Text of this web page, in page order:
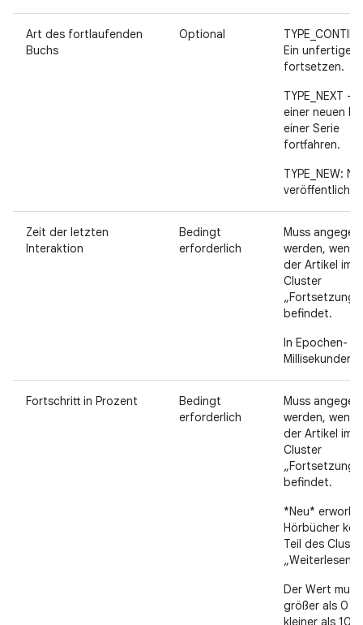
Art des fortlaufenden
Buchs
Optional
Ein unfertiges
fortsetzen.
TYPE_NEXT –
einer neuen
einer Serie
fortfahren.
TYPE_NEW:
veröffentlicht.
Zeit der letzten
Interaktion
Bedingt
erforderlich
Muss
werden, wenn
der Artikel im
Cluster
„Fortsetzung“
befindet.
In Epochen-
Millisekunden.
Fortschritt in Prozent
Bedingt
erforderlich
Muss
werden, wenn
der Artikel im
Cluster
„Fortsetzung“
befindet.
*Neu*
Hörbücher
Teil des
„Weiterlesen“
Der Wert muss
größer als 0
kleiner als 100